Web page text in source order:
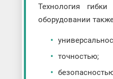
Технология
оборудовании
точностью;